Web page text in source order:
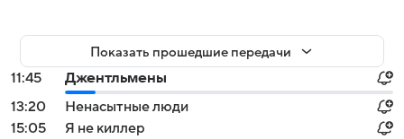
Показать прошедшие передачи
11:45
Джентльмены
13:20
Ненасытные люди
15:05
Я не киллер